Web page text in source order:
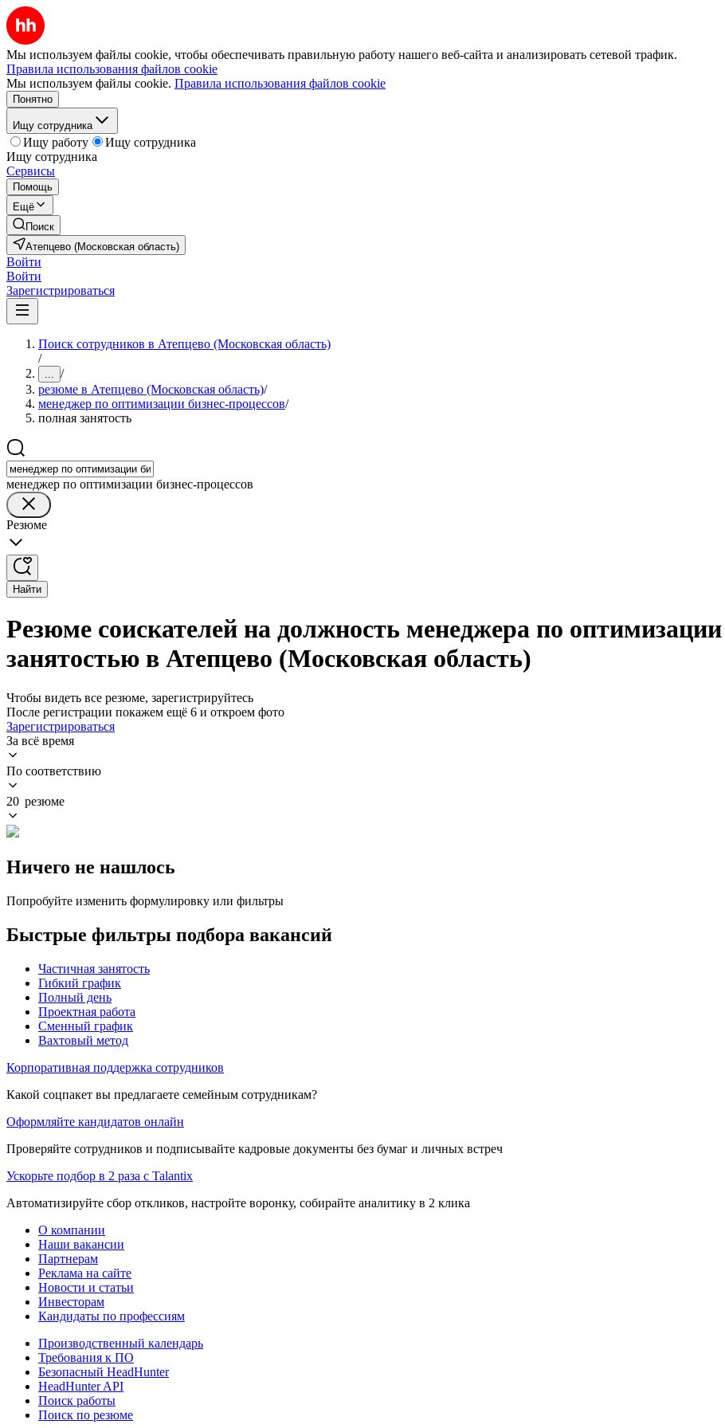
Мы используем файлы cookie, чтобы обеспечивать правильную работу нашего веб-сайта и анализировать сетевой трафик.
Правила использования файлов cookie
Мы используем файлы cookie. Правила использования файлов cookie
Понятно
Ищу сотрудника
Ищу работу
Ищу сотрудника
Ищу сотрудника
Сервисы
Помощь
Ещё
Поиск
Атепцево (Московская область)
Войти
Войти
Зарегистрироваться
Поиск сотрудников в Атепцево (Московская область)
/
... /
резюме в Атепцево (Московская область)/
менеджер по оптимизации бизнес-процессов/
полная занятость
менеджер по оптимизации бизнес-процессов
Резюме
Найти
Резюме соискателей на должность менеджера по оптимизации
занятостью в Атепцево (Московская область)
Чтобы видеть все резюме, зарегистрируйтесь
После регистрации покажем ещё 6 и откроем фото
Зарегистрироваться
За всё время
По соответствию
20 резюме
Ничего не нашлось
Попробуйте изменить формулировку или фильтры
Быстрые фильтры подбора вакансий
Частичная занятость
Гибкий график
Полный день
Проектная работа
Сменный график
Вахтовый метод
Корпоративная поддержка сотрудников
Какой соцпакет вы предлагаете семейным сотрудникам?
Оформляйте кандидатов онлайн
Проверяйте сотрудников и подписывайте кадровые документы без бумаг и личных встреч
Ускорьте подбор в 2 раза с Talantix
Автоматизируйте сбор откликов, настройте воронку, собирайте аналитику в 2 клика
О компании
Наши вакансии
Партнерам
Реклама на сайте
Новости и статьи
Инвесторам
Кандидаты по профессиям
Производственный календарь
Требования к ПО
Безопасный HeadHunter
HeadHunter API
Поиск работы
Поиск по резюме